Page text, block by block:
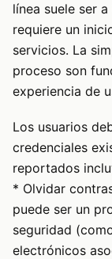
línea suele ser
requiere un
servicios. La
proceso son
experiencia de
Los usuarios
credenciales
reportados
* Olvidar
puede ser un
seguridad
electrónicos